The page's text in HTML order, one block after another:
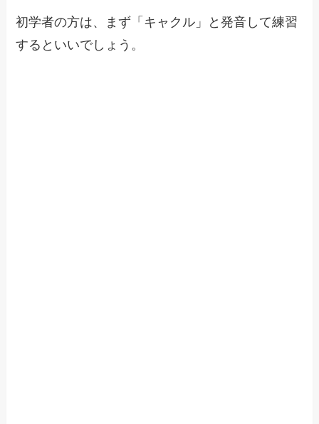
初学者の方は、まず「キャクル」と発音して練習
するといいでしょう。